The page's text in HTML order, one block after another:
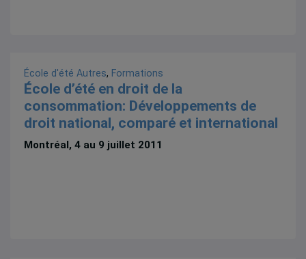
École d'été Autres, Formations
École d’été en droit de la
consommation: Développements de
droit national, comparé et international
Montréal, 4 au 9 juillet 2011